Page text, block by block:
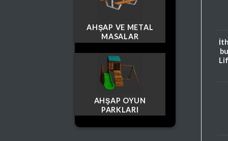
AHŞAP VE METAL
MASALAR
AHŞAP OYUN
PARKLARI